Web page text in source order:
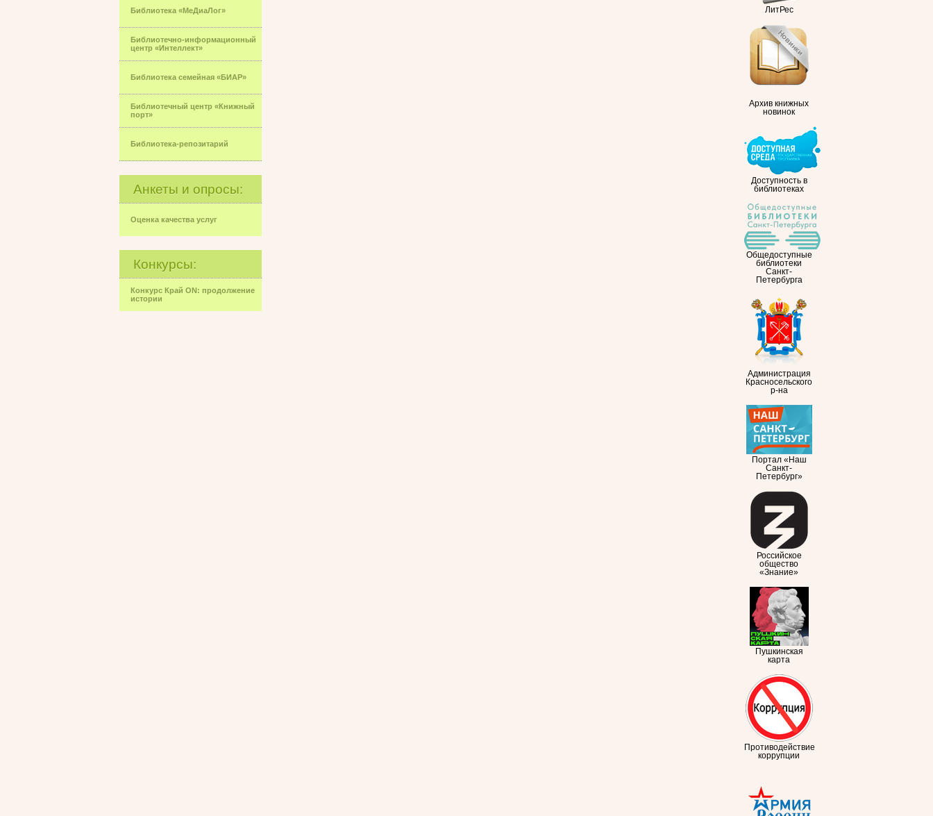
Библиотека «МеДиаЛог»
Библиотечно-информационный
центр «Интеллект»
Библиотека семейная «БИАР»
Библиотечный центр «Книжный
порт»
Библиотека-репозитарий
Анкеты и опросы:
Оценка качества услуг
Конкурсы:
Конкурс Край ON: продолжение
истории
ЛитРес
Архив книжных
новинок
Доступность в
библиотеках
Общедоступные
библиотеки
Санкт-
Петербурга
Администрация
Красносельского
р-на
Портал «Наш
Санкт-
Петербург»
Российское
общество
«Знание»
Пушкинская
карта
Противодействие
коррупции